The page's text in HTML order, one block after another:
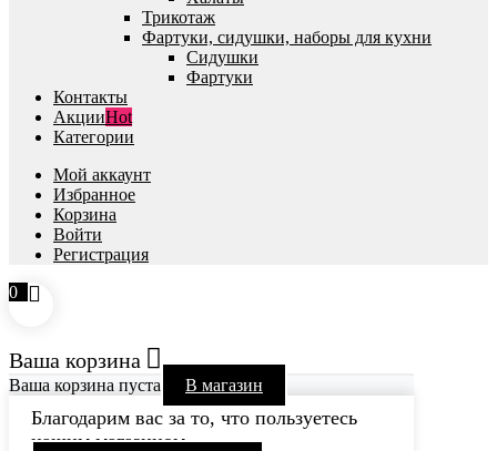
Трикотаж
Фартуки, сидушки, наборы для кухни
Сидушки
Фартуки
Контакты
АкцииHot
Категории
Мой аккаунт
Избранное
Корзина
Войти
Регистрация
0
Ваша корзина
Ваша корзина пуста В магазин
Благодарим вас за то, что пользуетесь
нашим магазином